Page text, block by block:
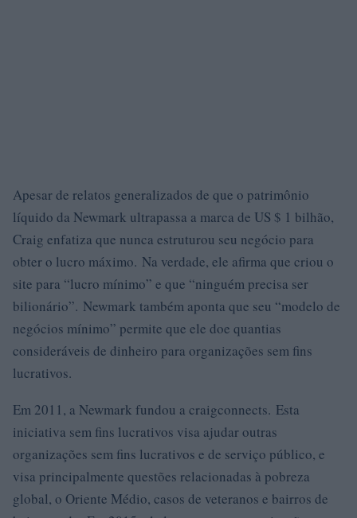
Apesar de relatos generalizados de que o patrimônio
líquido da Newmark ultrapassa a marca de US $ 1 bilhão,
Craig enfatiza que nunca estruturou seu negócio para
obter o lucro máximo. Na verdade, ele afirma que criou o
site para “lucro mínimo” e que “ninguém precisa ser
bilionário”. Newmark também aponta que seu “modelo de
negócios mínimo” permite que ele doe quantias
consideráveis ​​de dinheiro para organizações sem fins
lucrativos.
Em 2011, a Newmark fundou a craigconnects. Esta
iniciativa sem fins lucrativos visa ajudar outras
organizações sem fins lucrativos e de serviço público, e
visa principalmente questões relacionadas à pobreza
global, o Oriente Médio, casos de veteranos e bairros de